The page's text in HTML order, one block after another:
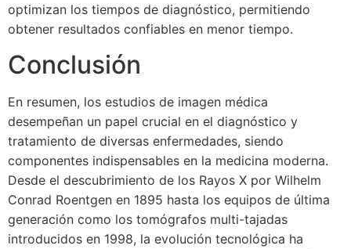
optimizan los tiempos de diagnóstico, permitiendo
obtener resultados confiables en menor tiempo.
Conclusión
En resumen, los estudios de imagen médica
desempeñan un papel crucial en el diagnóstico y
tratamiento de diversas enfermedades, siendo
componentes indispensables en la medicina moderna.
Desde el descubrimiento de los Rayos X por Wilhelm
Conrad Roentgen en 1895 hasta los equipos de última
generación como los tomógrafos multi-tajadas
introducidos en 1998, la evolución tecnológica ha